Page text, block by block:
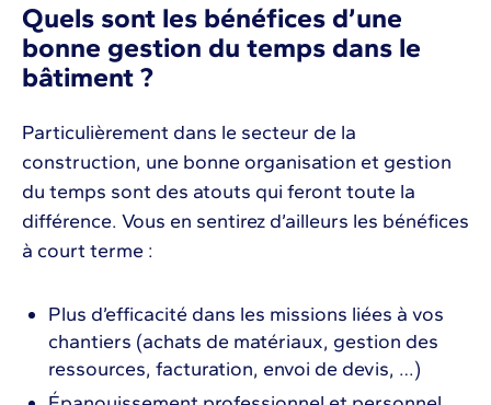
Quels sont les bénéfices d’une
bonne gestion du temps dans le
bâtiment ?
Particulièrement dans le secteur de la
construction, une bonne organisation et gestion
du temps sont des atouts qui feront toute la
différence. Vous en sentirez d’ailleurs les bénéfices
à court terme :
Plus d’efficacité dans les missions liées à vos
chantiers (achats de matériaux, gestion des
ressources, facturation, envoi de devis, …)